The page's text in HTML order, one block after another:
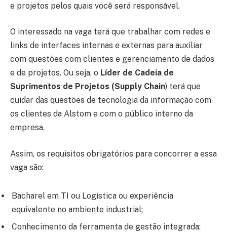
e projetos pelos quais você será responsável.
O interessado na vaga terá que trabalhar com redes e
links de interfaces internas e externas para auxiliar
com questões com clientes e gerenciamento de dados
e de projetos. Ou seja, o Líder de Cadeia de
Suprimentos de Projetos (Supply Chain) terá que
cuidar das questões de tecnologia da informação com
os clientes da Alstom e com o público interno da
empresa.
Assim, os requisitos obrigatórios para concorrer a essa
vaga são:
Bacharel em TI ou Logística ou experiência
equivalente no ambiente industrial;
Conhecimento da ferramenta de gestão integrada: